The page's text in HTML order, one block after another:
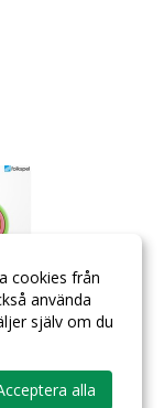
cookies från
använda
själv om du
alla